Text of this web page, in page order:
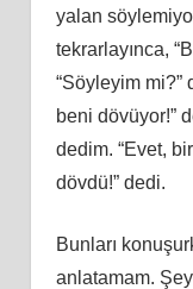
yalan
tekrarlayınca,
“Söyleyim mi?”
beni dövüyor!”
dedim. “Evet,
dövdü!” dedi.
Bunları
anlatamam.